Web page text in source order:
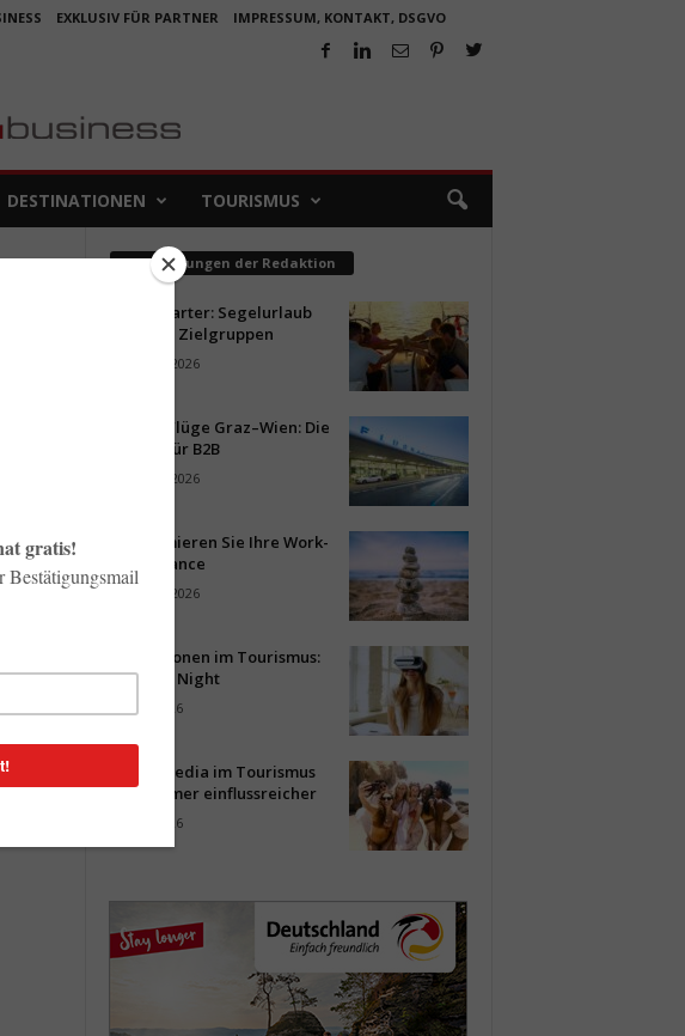
EXKLUSIV FÜR PARTNER IMPRESSUM, KONTAKT, DSGVO
DESTINATIONEN TOURISMUS
Empfehlungen der Redaktion
Kojencharter: Segelurlaub
für neue Zielgruppen
5. August 2026
Aus für Flüge Graz–Wien: Die
Folgen für B2B
4. August 2026
So optimieren Sie Ihre Work-
Life-Balance
3. August 2026
Innovationen im Tourismus:
Start-up Night
31. Juli 2026
Social Media im Tourismus
wird immer einflussreicher
30. Juli 2026